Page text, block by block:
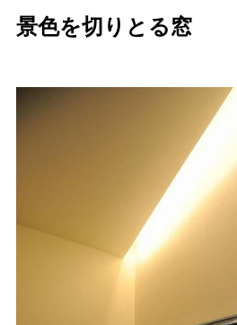
景色を切りとる窓